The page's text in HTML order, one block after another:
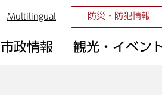
Multilingual 防災・防犯情報
市政情報 観光・イベン